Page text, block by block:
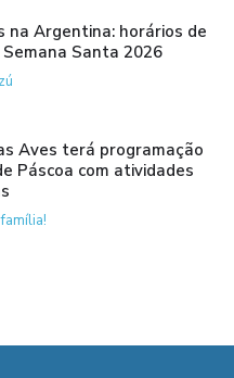
na Argentina: horários de
Santa 2026
Aves terá programação
Páscoa com atividades